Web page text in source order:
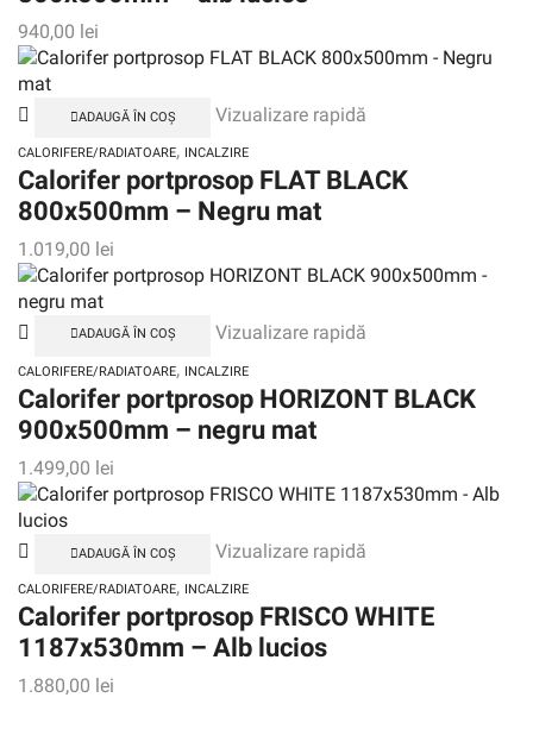
940,00 lei
ADAUGĂ ÎN COȘ Vizualizare rapidă
CALORIFERE/RADIATOARE, INCALZIRE
Calorifer portprosop FLAT BLACK
800x500mm – Negru mat
1.019,00 lei
ADAUGĂ ÎN COȘ Vizualizare rapidă
CALORIFERE/RADIATOARE, INCALZIRE
Calorifer portprosop HORIZONT BLACK
900x500mm – negru mat
1.499,00 lei
ADAUGĂ ÎN COȘ Vizualizare rapidă
CALORIFERE/RADIATOARE, INCALZIRE
Calorifer portprosop FRISCO WHITE
1187x530mm – Alb lucios
1.880,00 lei